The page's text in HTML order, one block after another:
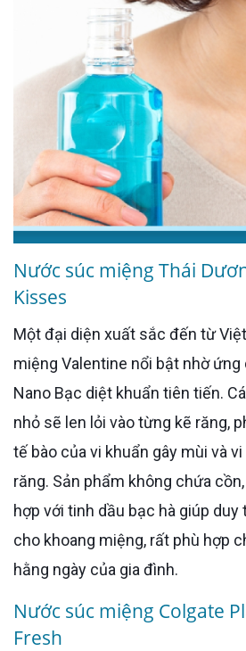
Nước súc miệng Thái
Kisses
Một đại diện xuất sắc đến từ Việt Nam, nước súc
miệng Valentine nổi bật nhờ ứng
Nano Bạc diệt khuẩn tiên tiến.
nhỏ sẽ len lỏi vào từng kẽ răng,
tế bào của vi khuẩn gây mùi và
răng. Sản phẩm không chứa
hợp với tinh dầu bạc hà giúp
cho khoang miệng, rất phù hợp
hằng ngày của gia đình.
Nước súc miệng Colgate
Fresh